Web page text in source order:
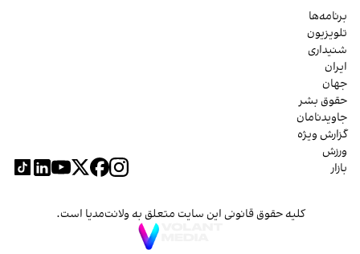
برنامه‌ها
تلویزیون
شنیداری
ایران
جهان
حقوق بشر
جاویدنامان
گزارش ویژه
ورزش
بازار
کلیه حقوق قانونی این سایت متعلق به ولانت‌مدیا است.